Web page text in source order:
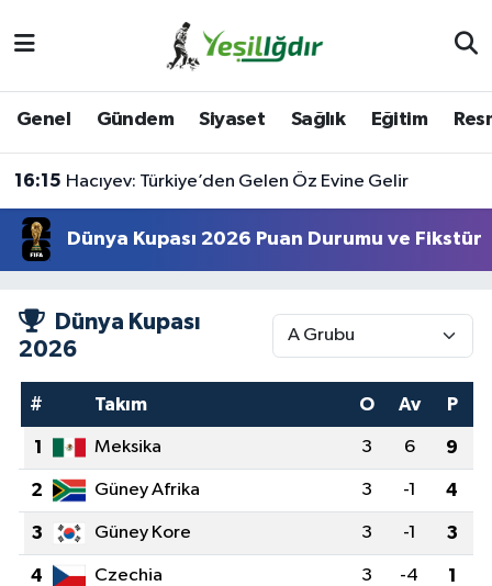
Genel Gündem Siyaset Sağlık Eğitim
16:15 Hacıyev: Türkiye’den Gelen Öz Evine Gelir
Dünya Kupası 2026 Puan Durumu ve Fikstür
Dünya Kupası
2026
# Takım O Av P
1 Meksika 3 6 9
2 Güney Afrika 3 -1 4
3 Güney Kore 3 -1 3
4 Czechia 3 -4 1
İğdir Namaz Vakitleri
Iğdır Trafik Yoğunluk Haritası
Tüm Manşetler
Haber Arşivi